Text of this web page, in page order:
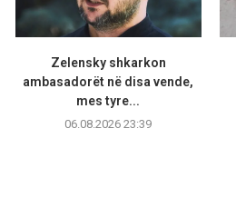
Zelensky shkarkon
ambasadorët në disa vende,
mes tyre...
06.08.2026 23:39